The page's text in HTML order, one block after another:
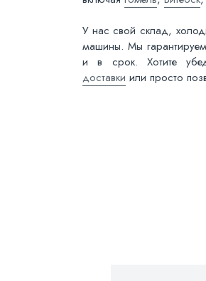
У нас свой склад,
машины. Мы
и в срок. Хотите
доставки или просто